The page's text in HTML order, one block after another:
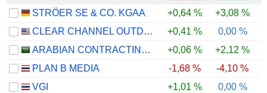
STRÖER SE & CO. KGAA
+0,64 % +3,08 %
CLEAR CHANNEL OUTDOOR HOLDINGS, INC.
+0,41 % 0,00 %
ARABIAN CONTRACTING SERVICES COMPANY
+0,06 % +2,12 %
PLAN B MEDIA
-1,68 % -4,10 %
VGI
+1,01 % 0,00 %